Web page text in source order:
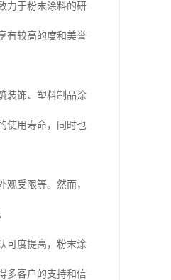
力于粉末涂料的研
有较高的度和美誉
装饰、塑料制品涂
使用寿命，同时也
受限等。然而，
可度提高，粉末涂
多客户的支持和信